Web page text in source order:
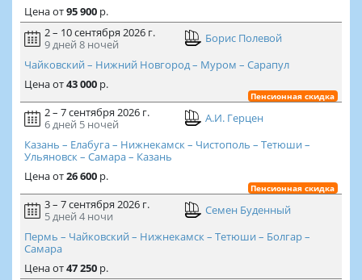
Ценаот95 900р.
2 – 10 сентября 2026 г.
9 дней 8 ночей
Борис Полевой
Чайковский – Нижний Новгород – Муром – Сарапул
Ценаот43 000р.
Пенсионная скидка
2 – 7 сентября 2026 г.
6 дней 5 ночей
А.И. Герцен
Казань – Елабуга – Нижнекамск – Чистополь – Тетюши –
Ульяновск – Самара – Казань
Ценаот26 600р.
Пенсионная скидка
3 – 7 сентября 2026 г.
5 дней 4 ночи
Семен Буденный
Пермь – Чайковский – Нижнекамск – Тетюши – Болгар –
Самара
Ценаот47 250р.